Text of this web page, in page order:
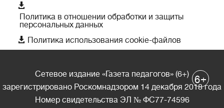

Политика в отношении обработки и защиты
персональных данных
 Политика использования cookie-файлов
Сетевое издание «Газета педагогов» (6+)
зарегистрировано Роскомнадзором 14 декабря 2018 года
Номер свидетельства ЭЛ № ФС77-74596
6+